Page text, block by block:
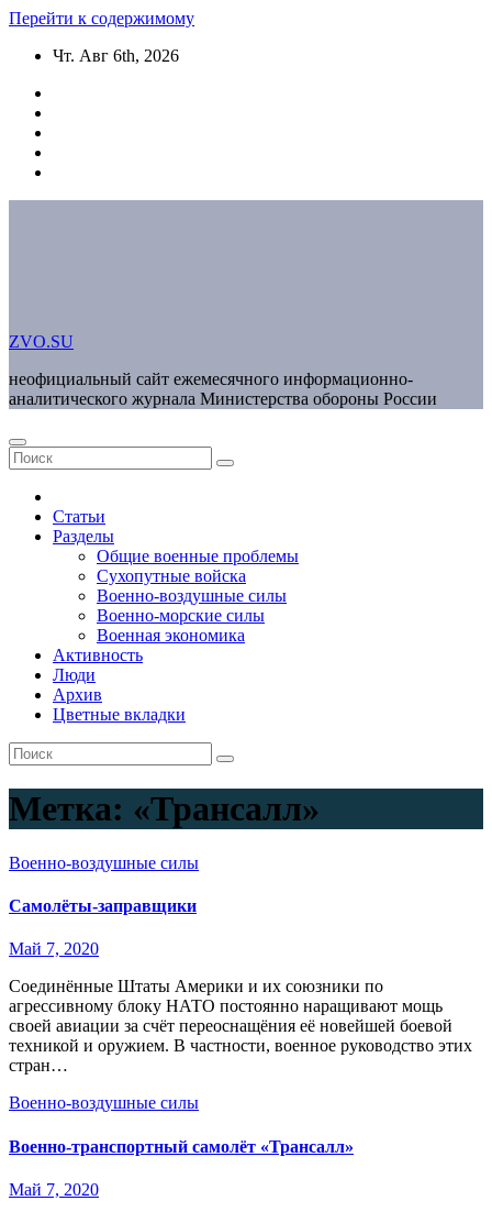
Перейти к содержимому
Чт. Авг 6th, 2026
ZVO.SU
неофициальный сайт ежемесячного информационно-
аналитического журнала Министерства обороны России
Статьи
Разделы
Общие военные проблемы
Сухопутные войска
Военно-воздушные силы
Военно-морские силы
Военная экономика
Активность
Люди
Архив
Цветные вкладки
Метка: «Трансалл»
Военно-воздушные силы
Самолёты-заправщики
Май 7, 2020
Соединённые Штаты Америки и их союзники по
агрессивному блоку НАТО постоянно наращивают мощь
своей авиации за счёт переоснащёния её новейшей боевой
техникой и оружием. В частности, военное руководство этих
стран…
Военно-воздушные силы
Военно-транспортный самолёт «Трансалл»
Май 7, 2020